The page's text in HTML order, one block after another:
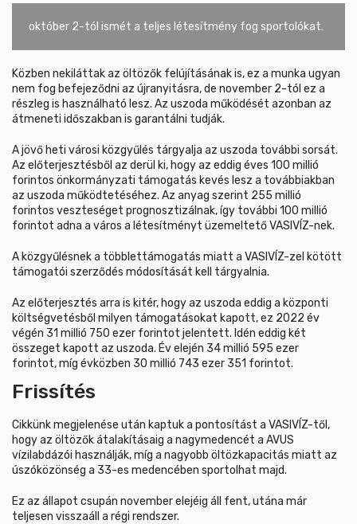
október 2-tól ismét a teljes létesítmény fog sportolókat.
Közben nekiláttak az öltözők felújításának is, ez a munka ugyan
nem fog befejeződni az újranyitásra, de november 2-tól ez a
részleg is használható lesz. Az uszoda működését azonban az
átmeneti időszakban is garantálni tudják.
A jövő heti városi közgyűlés tárgyalja az uszoda további sorsát.
Az előterjesztésből az derül ki, hogy az eddig éves 100 millió
forintos önkormányzati támogatás kevés lesz a továbbiakban
az uszoda működtetéséhez. Az anyag szerint 255 millió
forintos veszteséget prognosztizálnak, így további 100 millió
forintot adna a város a létesítményt üzemeltető VASIVÍZ-nek.
A közgyűlésnek a többlettámogatás miatt a VASIVÍZ-zel kötött
támogatói szerződés módosítását kell tárgyalnia.
Az előterjesztés arra is kitér, hogy az uszoda eddig a központi
költségvetésből milyen támogatásokat kapott, ez 2022 év
végén 31 millió 750 ezer forintot jelentett. Idén eddig két
összeget kapott az uszoda. Év elején 34 millió 595 ezer
forintot, míg évközben 30 millió 743 ezer 351 forintot.
Frissítés
Cikkünk megjelenése után kaptuk a pontosítást a VASIVÍZ-től,
hogy az öltözők átalakításaig a nagymedencét a AVUS
vízilabdázói használják, míg a nagyobb öltözkapacitás miatt az
úszóközönség a 33-es medencében sportolhat majd.
Ez az állapot csupán november elejéig áll fent, utána már
teljesen visszaáll a régi rendszer.